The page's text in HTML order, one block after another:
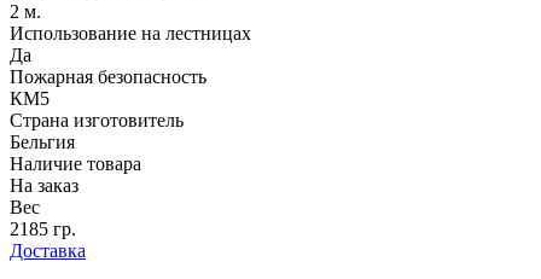
2 м.
Использование на лестницах
Да
Пожарная безопасность
КМ5
Страна изготовитель
Бельгия
Наличие товара
На заказ
Вес
2185 гр.
Доставка